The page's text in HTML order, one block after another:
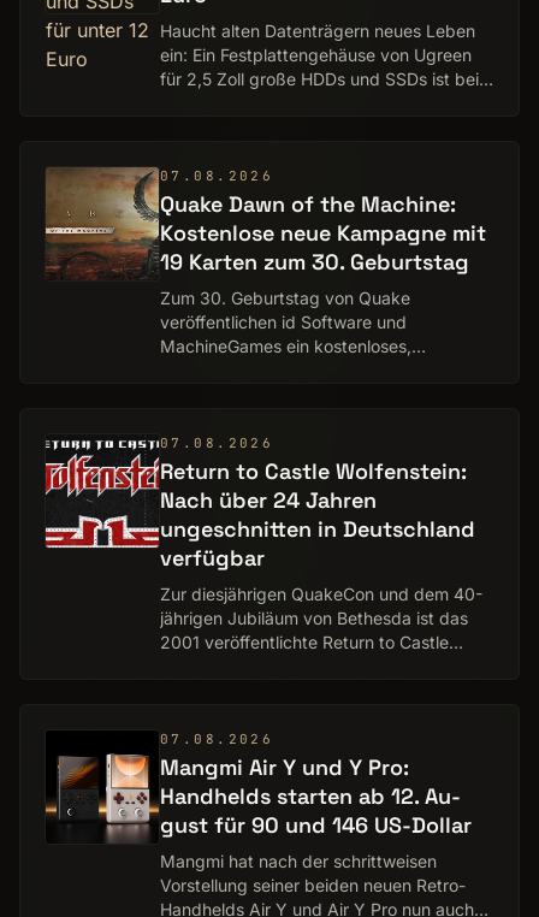
Haucht alten Datenträgern neues Leben
ein: Ein Festplattengehäuse von Ugreen
für 2,5 Zoll große HDDs und SSDs ist bei
07.08.2026
Quake Dawn of the Machine:
Kostenlose neue Kampagne mit
19 Karten zum 30. Geburtstag
Zum 30. Geburtstag von Quake
veröffentlichen id Software und
MachineGames ein kostenloses,
Mach…
07.08.2026
Return to Castle Wolfenstein:
Nach über 24 Jahren
ungeschnitten in Deutschland
verfügbar
Zur diesjährigen QuakeCon und dem 40-
jährigen Jubiläum von Bethesda ist das
2001 veröffentlichte Return to Castle
07.08.2026
Mangmi Air Y und Y Pro:
Handhelds starten ab 12. Au­
gust für 90 und 146 US-Dollar
Mangmi hat nach der schrittweisen
Vorstellung seiner beiden neuen Retro-
Handhelds Air Y und Air Y Pro nun auch